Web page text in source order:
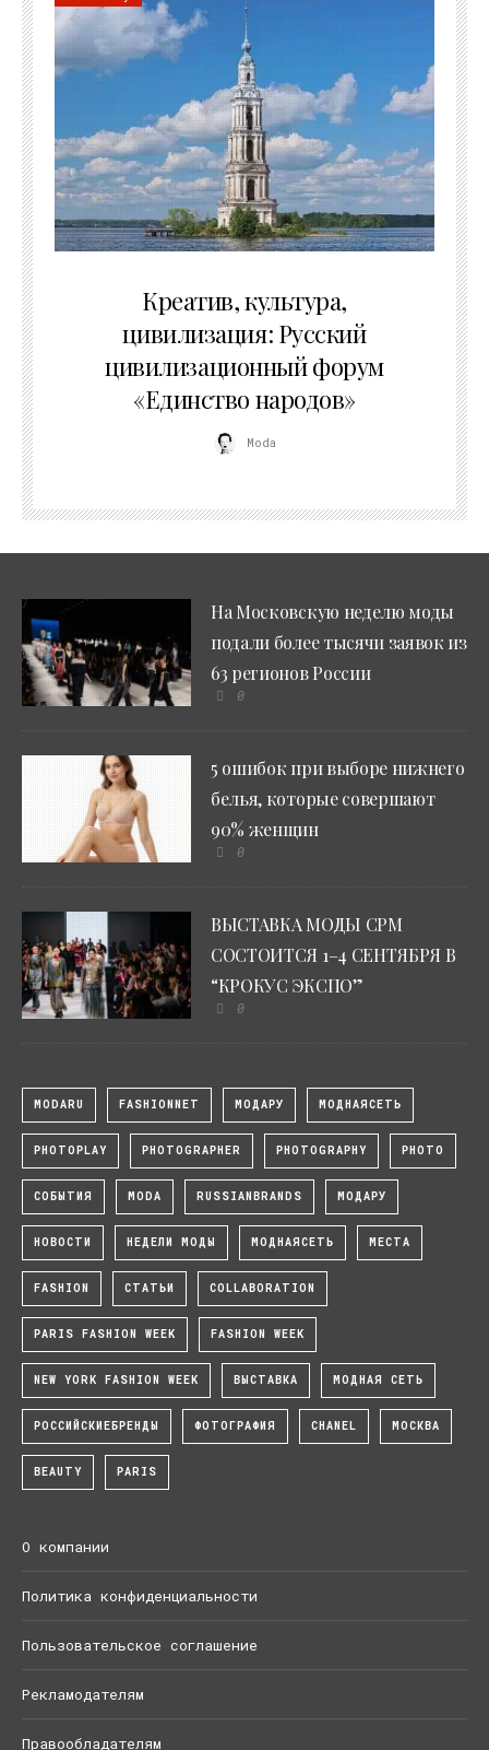
Креатив, культура,
цивилизация: Русский
цивилизационный форум
«Единство народов»
Moda
На Московскую неделю моды
подали более тысячи заявок из
63 регионов России
0
5 ошибок при выборе нижнего
белья, которые совершают
90% женщин
0
ВЫСТАВКА МОДЫ CPM
СОСТОИТСЯ 1–4 СЕНТЯБРЯ В
“КРОКУС ЭКСПО”
0
MODARU FASHIONNET МОДАРУ МОДНАЯСЕТЬ
PHOTOPLAY PHOTOGRAPHER PHOTOGRAPHY PHOTO
СОБЫТИЯ MODA RUSSIANBRANDS МОДАРУ
НОВОСТИ НЕДЕЛИ МОДЫ МОДНАЯСЕТЬ МЕСТА
FASHION СТАТЬИ COLLABORATION
PARIS FASHION WEEK FASHION WEEK
NEW YORK FASHION WEEK ВЫСТАВКА МОДНАЯ СЕТЬ
РОССИЙСКИЕБРЕНДЫ ФОТОГРАФИЯ CHANEL МОСКВА
BEAUTY PARIS
О компании
Политика конфиденциальности
Пользовательское соглашение
Рекламодателям
Правообладателям